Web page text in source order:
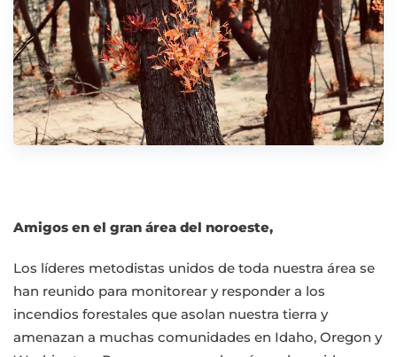
Amigos en el gran área del noroeste,
Los líderes metodistas unidos de toda nuestra área se
han reunido para monitorear y responder a los
incendios forestales que asolan nuestra tierra y
amenazan a muchas comunidades en Idaho, Oregon y